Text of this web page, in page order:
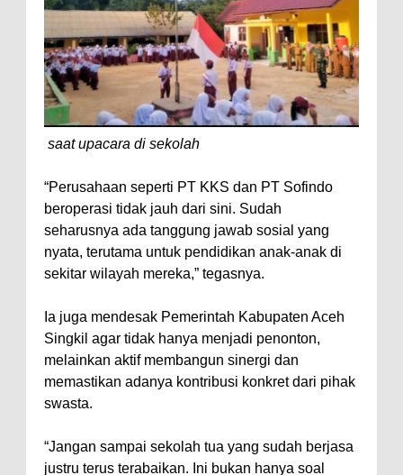
saat upacara di sekolah
“Perusahaan seperti PT KKS dan PT Sofindo
beroperasi tidak jauh dari sini. Sudah
seharusnya ada tanggung jawab sosial yang
nyata, terutama untuk pendidikan anak-anak di
sekitar wilayah mereka,” tegasnya.
Ia juga mendesak Pemerintah Kabupaten Aceh
Singkil agar tidak hanya menjadi penonton,
melainkan aktif membangun sinergi dan
memastikan adanya kontribusi konkret dari pihak
swasta.
“Jangan sampai sekolah tua yang sudah berjasa
justru terus terabaikan. Ini bukan hanya soal